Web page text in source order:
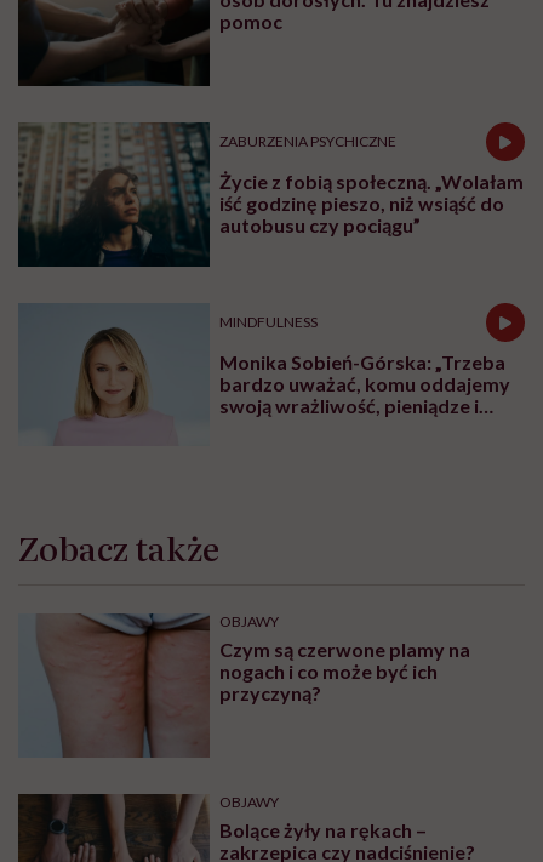
pomoc
ZABURZENIA PSYCHICZNE
Życie z fobią społeczną. „Wolałam
iść godzinę pieszo, niż wsiąść do
autobusu czy pociągu”
MINDFULNESS
Monika Sobień-Górska: „Trzeba
bardzo uważać, komu oddajemy
swoją wrażliwość, pieniądze i
Zobacz także
OBJAWY
Czym są czerwone plamy na
nogach i co może być ich
przyczyną?
OBJAWY
Bolące żyły na rękach –
zakrzepica czy nadciśnienie?